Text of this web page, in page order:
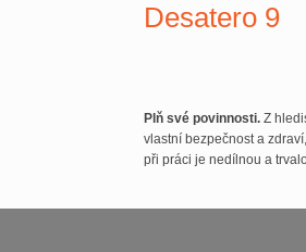
Desatero 9
Plň své povinnosti. Z
vlastní bezpečnost a
při práci je nedílnou a